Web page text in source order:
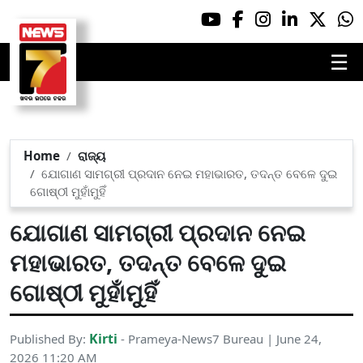
☰
Home
ରାଜ୍ୟ
ଯୋଗାଣ ସାମଗ୍ରୀ ପ୍ରଦାନ ନେଇ ମହାଭାରତ, ତଦନ୍ତ ବେଳେ ଦୁଇ
ଗୋଷ୍ଠୀ ମୁହାଁମୁହିଁ
ଯୋଗାଣ ସାମଗ୍ରୀ ପ୍ରଦାନ ନେଇ
ମହାଭାରତ, ତଦନ୍ତ ବେଳେ ଦୁଇ
ଗୋଷ୍ଠୀ ମୁହାଁମୁହିଁ
Published By: Kirti - Prameya-News7 Bureau | June 24,
2026 11:20 AM